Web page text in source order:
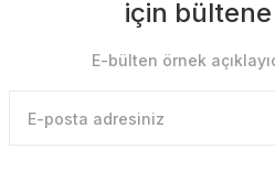
için bültene
E-bülten örnek